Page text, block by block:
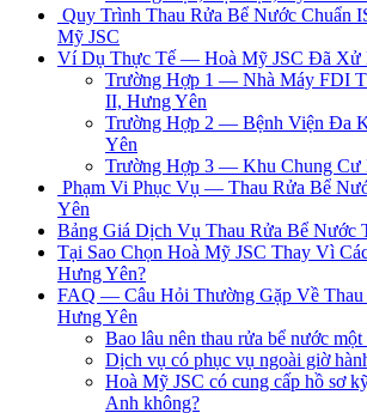
Quy Trình Thau Rửa Bể Nước Chuẩn
Mỹ JSC
Ví Dụ Thực Tế — Hoà Mỹ JSC Đã Xử
Trường Hợp 1 — Nhà Máy FDI
II, Hưng Yên
Trường Hợp 2 — Bệnh Viện Đa
Yên
Trường Hợp 3 — Khu Chung Cư
Phạm Vi Phục Vụ — Thau Rửa Bể
Yên
Bảng Giá Dịch Vụ Thau Rửa Bể Nước
Tại Sao Chọn Hoà Mỹ JSC Thay Vì
Hưng Yên?
FAQ — Câu Hỏi Thường Gặp Về Thau
Hưng Yên
Bao lâu nên thau rửa bể nước
Dịch vụ có phục vụ ngoài giờ
Hoà Mỹ JSC có cung cấp hồ sơ
Anh không?